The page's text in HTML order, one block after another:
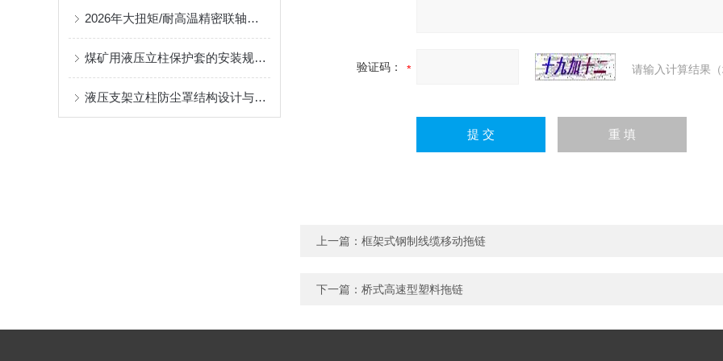
2026年大扭矩/耐高温精密联轴器定制找哪家？能实现精准定制的优质厂家盘点
煤矿用液压立柱保护套的安装规范与使用寿命提升方案
液压支架立柱防尘罩结构设计与密封防护原理
验证码： 请输入计算结果
上一篇： 框架式钢制线缆移动拖链
下一篇： 桥式高速型塑料拖链